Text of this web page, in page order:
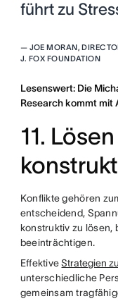
führt zu
— JOE MORAN,
J. FOX FOUNDATION
Lesenswert: Die
Research kommt mit
11.
Konflikte gehören
entscheidend,
konstruktiv zu lösen,
beeinträchtigen.
EffektiveStrategien
unterschiedliche
gemeinsam